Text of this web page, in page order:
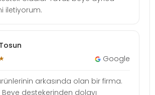
iletiyorum.
Google
arkasında olan bir firma.
Beye destekerinden dolayı